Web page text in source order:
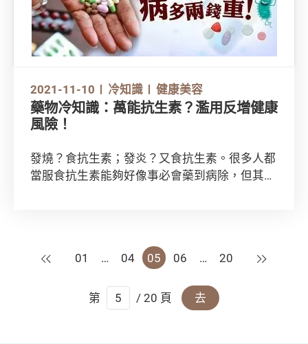
2021-11-10 冷知識 健康美容
藥物冷知識：萬能抗生素？濫用反增健康
風險！
發燒？食抗生素；發炎？又食抗生素。很多人都
當服食抗生素能夠好像事必會藥到病除，但其實
上一頁
01 … 04 05 06 … 20 下一頁
第 / 20 頁 去